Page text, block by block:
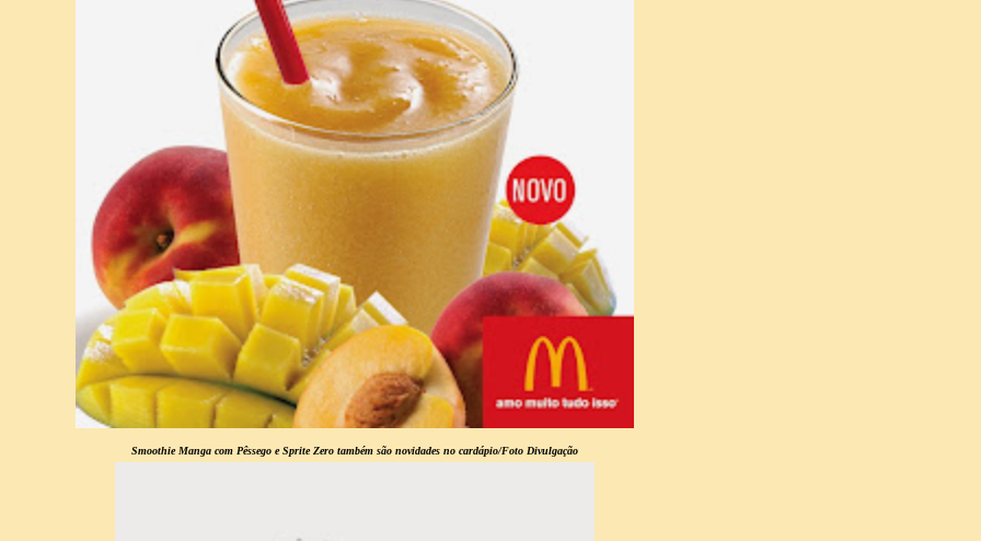
Smoothie Manga com Pêssego e Sprite Zero também são novidades no cardápio/Foto Divulgação